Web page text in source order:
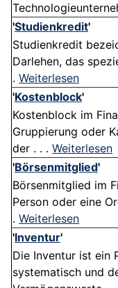
'Studienkredit'
Studienkredit
Darlehen, das
. Weiterlesen
'Kostenblock'
Kostenblock im
Gruppierung oder
der . . . Weiterlesen
'Börsenmitglied'
Börsenmitglied im
Person oder eine
. Weiterlesen
'Inventur'
Die Inventur ist ein
systematisch und